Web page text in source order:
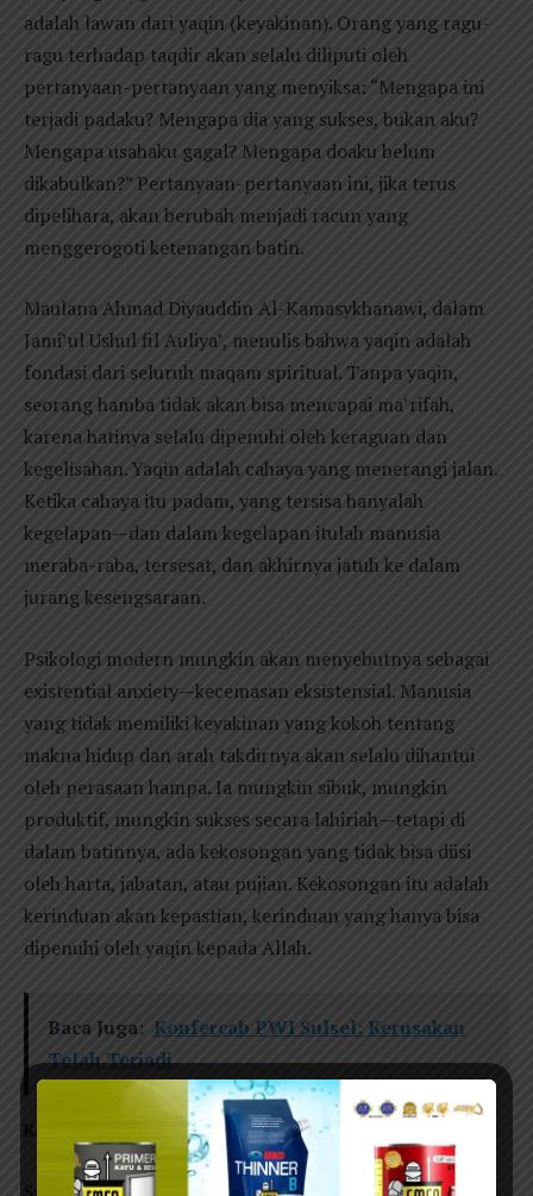
adalah lawan dari yaqin (keyakinan). Orang yang ragu-
ragu terhadap taqdir akan selalu diliputi oleh
pertanyaan-pertanyaan yang menyiksa: “Mengapa ini
terjadi padaku? Mengapa dia yang sukses, bukan aku?
Mengapa usahaku gagal? Mengapa doaku belum
dikabulkan?” Pertanyaan-pertanyaan ini, jika terus
dipelihara, akan berubah menjadi racun yang
menggerogoti ketenangan batin.
Maulana Ahmad Diyauddin Al-Kamasykhanawi, dalam
Jami’ul Ushul fil Auliya’, menulis bahwa yaqin adalah
fondasi dari seluruh maqam spiritual. Tanpa yaqin,
seorang hamba tidak akan bisa mencapai ma’rifah,
karena hatinya selalu dipenuhi oleh keraguan dan
kegelisahan. Yaqin adalah cahaya yang menerangi jalan.
Ketika cahaya itu padam, yang tersisa hanyalah
kegelapan—dan dalam kegelapan itulah manusia
meraba-raba, tersesat, dan akhirnya jatuh ke dalam
jurang kesengsaraan.
Psikologi modern mungkin akan menyebutnya sebagai
existential anxiety—kecemasan eksistensial. Manusia
yang tidak memiliki keyakinan yang kokoh tentang
makna hidup dan arah takdirnya akan selalu dihantui
oleh perasaan hampa. Ia mungkin sibuk, mungkin
produktif, mungkin sukses secara lahiriah—tetapi di
dalam batinnya, ada kekosongan yang tidak bisa diisi
oleh harta, jabatan, atau pujian. Kekosongan itu adalah
kerinduan akan kepastian, kerinduan yang hanya bisa
dipenuhi oleh yaqin kepada Allah.
Baca Juga: Konfercab PWI Sulsel: Kerusakan
Telah Terjadi
Kesombongan: Akar dari Pemberontakan terhadap Taqdir
Syair ini kemudian menyingkap akar dari semua